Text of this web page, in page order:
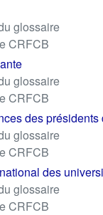
glossaire
CRFCB
glossaire
CRFCB
des présidents
glossaire
CRFCB
des
glossaire
CRFCB